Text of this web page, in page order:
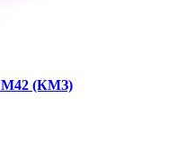
М42 (КМЗ)